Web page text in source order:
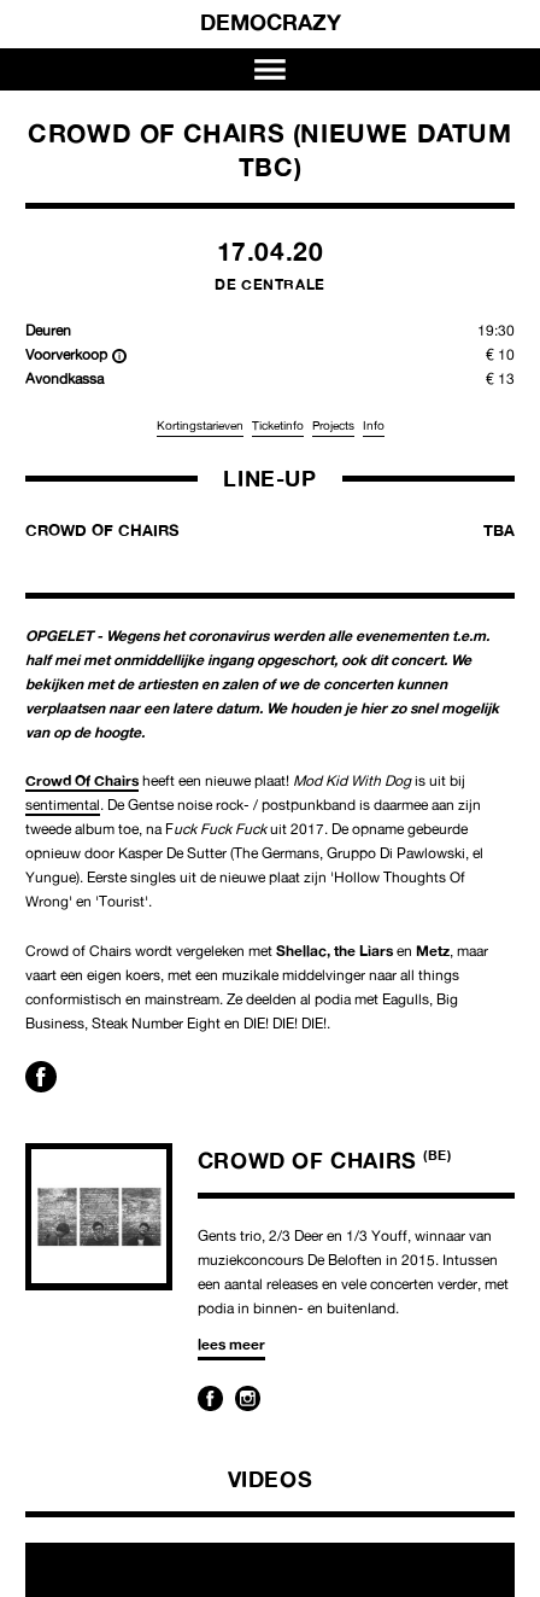
DEMOCRAZY
OPGELET - Wegens het coronavirus werden alle evenementen t.e.m.
half mei met onmiddellijke ingang opgeschort, ook dit concert. We
bekijken met de artiesten en zalen of we de concerten kunnen
verplaatsen naar een latere datum. We houden je hier zo snel mogelijk
van op de hoogte.
Crowd Of Chairs heeft een nieuwe plaat! Mod Kid With Dogis uit bij
sentimental. De Gentse noise rock- / postpunkband is daarmee aan zijn
tweede album toe, na Fuck Fuck Fuckuit 2017. De opname gebeurde
opnieuw door Kasper De Sutter (The Germans, Gruppo Di Pawlowski, el
Yungue). Eerste singles uit de nieuwe plaat zijn 'Hollow Thoughts Of
Wrong' en 'Tourist'.
Crowd of Chairs wordt vergeleken met Shellac, the Liars en Metz , maar
vaart een eigen koers, met een muzikale middelvinger naar all things
conformistisch en mainstream. Ze deelden al podia met Eagulls, Big
Business, Steak Number Eight en DIE! DIE! DIE!.
CROWD OF CHAIRS (BE)
Gents trio, 2/3 Deer en 1/3 Youff, winnaar van
muziekconcours De Beloften in 2015. Intussen
een aantal releases en vele concerten verder, met
podia in binnen- en buitenland.
lees meer
VIDEOS
CROWD OF CHAIRS (NIEUWE DATUM
TBC)
17.04.20
DE CENTRALE
Deuren
19:30
Voorverkoop
€ 10
Avondkassa
€ 13
Kortingstarieven Ticketinfo Projects Info
LINE-UP
CROWD OF CHAIRS TBA